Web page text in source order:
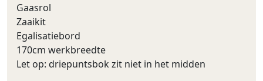
Gaasrol
Zaaikit
Egalisatiebord
170cm werkbreedte
Let op: driepuntsbok zit niet in het midden